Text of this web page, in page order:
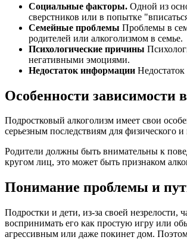
Социальные факторы. Одной из
сверстников или в попытке
Семейные проблемы Проблемы в
родителей или алкоголизмом в семье.
Психологические причины
негативными эмоциями.
Недостаток информации
Особенности зависимости
Подростковый алкоголизм имеет свои
серьезным последствиям для физического и
Родители должны быть внимательны к
кругом лиц, это может быть признаком
Понимание проблемы и
Подростки и дети, из-за своей незрелости,
воспринимать его как простую игру или
агрессивным или даже покинет дом.